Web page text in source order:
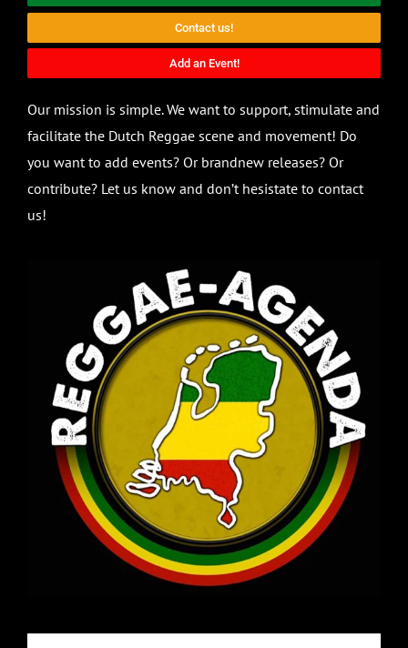
Contact us!
Add an Event!
Our mission is simple. We want to support, stimulate and
facilitate the Dutch Reggae scene and movement! Do
you want to add events? Or brandnew releases? Or
contribute? Let us know and don’t hesistate to contact
us!